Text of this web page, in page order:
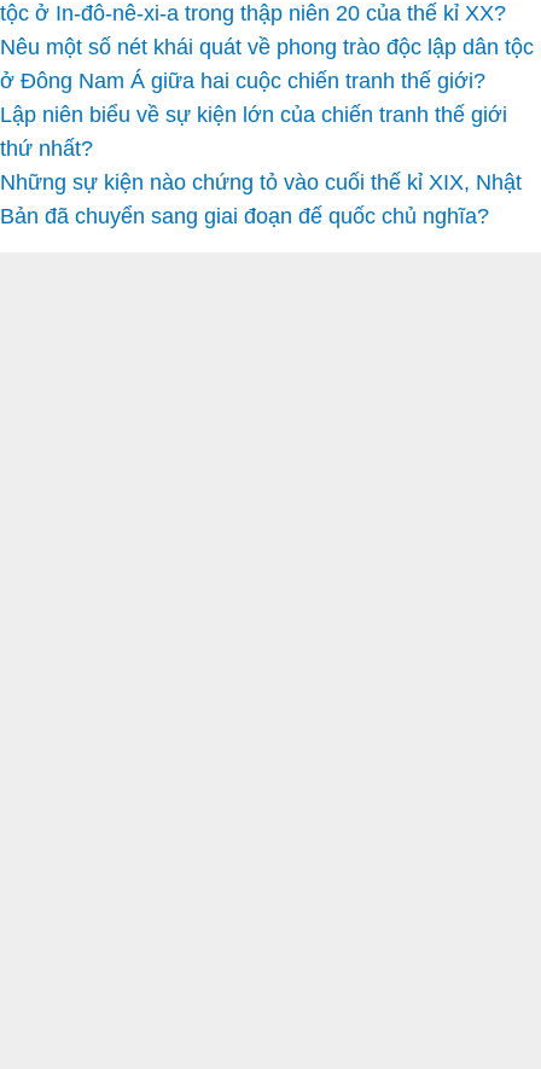
tộc ở In-đô-nê-xi-a trong thập niên 20 của thế kỉ XX?
Nêu một số nét khái quát về phong trào độc lập dân tộc
ở Đông Nam Á giữa hai cuộc chiến tranh thế giới?
Lập niên biểu về sự kiện lớn của chiến tranh thế giới
thứ nhất?
Những sự kiện nào chứng tỏ vào cuối thế kỉ XIX, Nhật
Bản đã chuyển sang giai đoạn đế quốc chủ nghĩa?